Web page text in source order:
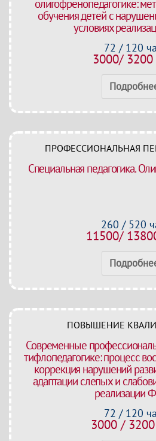
олигофренопедагогике:
обучения детей с
условиях
72 / 120
3000/ 3200
ПРОФЕССИОНАЛЬНАЯ
Специальная педагогика.
260 / 520
11500/
ПОВЫШЕНИЕ
Современные
тифлопедагогике: процесс
коррекция нарушений
адаптации слепых и
реализации
72 / 120
3000 / 3200